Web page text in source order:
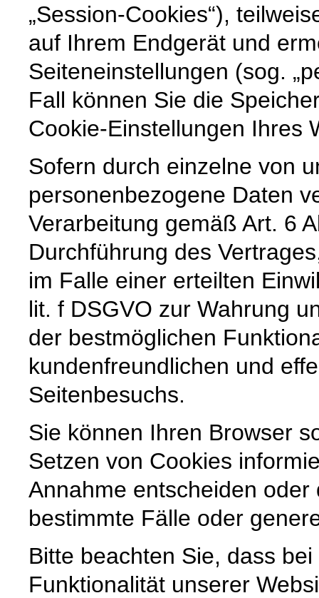
„Session-Cookies“),
auf Ihrem Endgerät und
Seiteneinstellungen (sog.
Fall können Sie die
Cookie-Einstellungen Ihres
Sofern durch einzelne von
personenbezogene Daten
Verarbeitung gemäß Art. 6
Durchführung des
im Falle einer erteilten
lit. f DSGVO zur Wahrung
der bestmöglichen
kundenfreundlichen und
Seitenbesuchs.
Sie können Ihren Browser
Setzen von Cookies
Annahme entscheiden
bestimmte Fälle oder
Bitte beachten Sie, dass
Funktionalität unserer